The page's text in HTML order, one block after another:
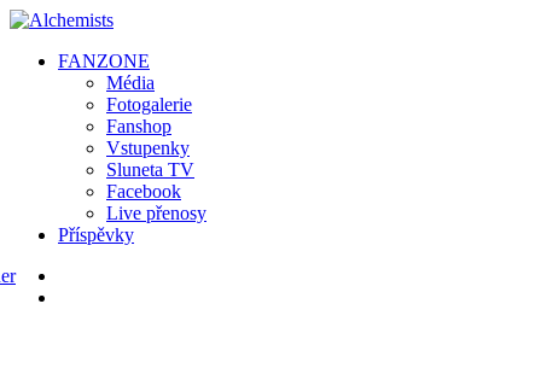
FANZONE
Média
Fotogalerie
Fanshop
Vstupenky
Sluneta TV
Facebook
Live přenosy
Příspěvky